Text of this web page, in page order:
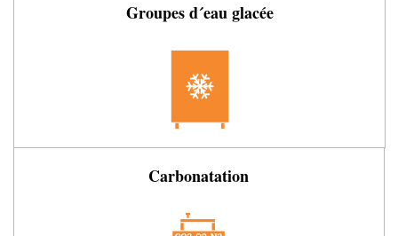
Groupes d´eau glacée
Carbonatation